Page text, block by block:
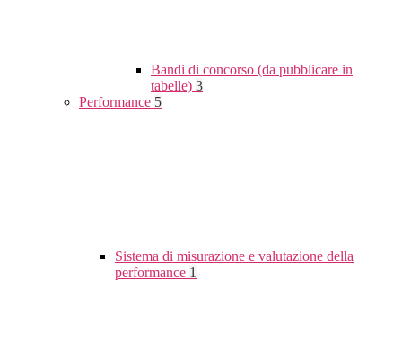
Bandi di concorso (da pubblicare in
tabelle) 3
Performance 5
Sistema di misurazione e valutazione della
performance 1